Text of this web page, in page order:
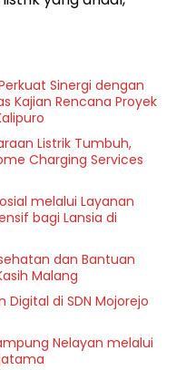
Perkuat Sinergi dengan
Kajian Rencana Proyek
Listrik Tumbuh,
Charging Services
melalui Layanan
bagi Lansia di
dan Bantuan
Malang
Digital di SDN Mojorejo
Nelayan melalui